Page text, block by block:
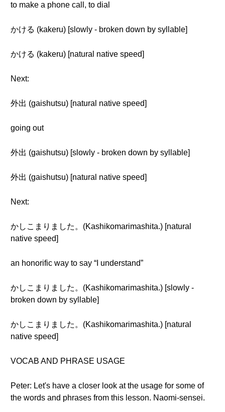
to make a phone call, to dial
かける (kakeru) [slowly - broken down by syllable]
かける (kakeru) [natural native speed]
Next:
外出 (gaishutsu) [natural native speed]
going out
外出 (gaishutsu) [slowly - broken down by syllable]
外出 (gaishutsu) [natural native speed]
Next:
かしこまりました。(Kashikomarimashita.) [natural
native speed]
an honorific way to say “I understand”
かしこまりました。(Kashikomarimashita.) [slowly -
broken down by syllable]
かしこまりました。(Kashikomarimashita.) [natural
native speed]
VOCAB AND PHRASE USAGE
Peter: Let's have a closer look at the usage for some of
the words and phrases from this lesson. Naomi-sensei.